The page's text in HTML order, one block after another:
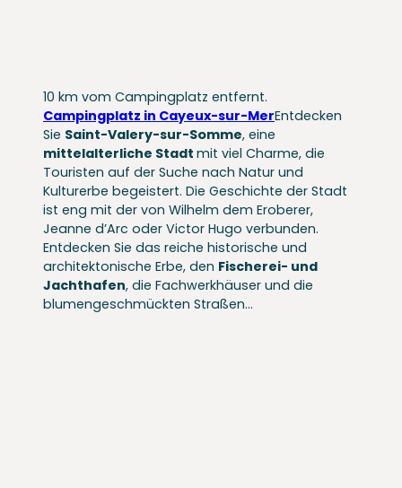
10 km vom Campingplatz entfernt.
Campingplatz in Cayeux-sur-MerEntdecken
Sie Saint-Valery-sur-Somme, eine
mittelalterliche Stadt mit viel Charme, die
Touristen auf der Suche nach Natur und
Kulturerbe begeistert. Die Geschichte der Stadt
ist eng mit der von Wilhelm dem Eroberer,
Jeanne d’Arc oder Victor Hugo verbunden.
Entdecken Sie das reiche historische und
architektonische Erbe, den Fischerei- und
Jachthafen, die Fachwerkhäuser und die
blumengeschmückten Straßen…